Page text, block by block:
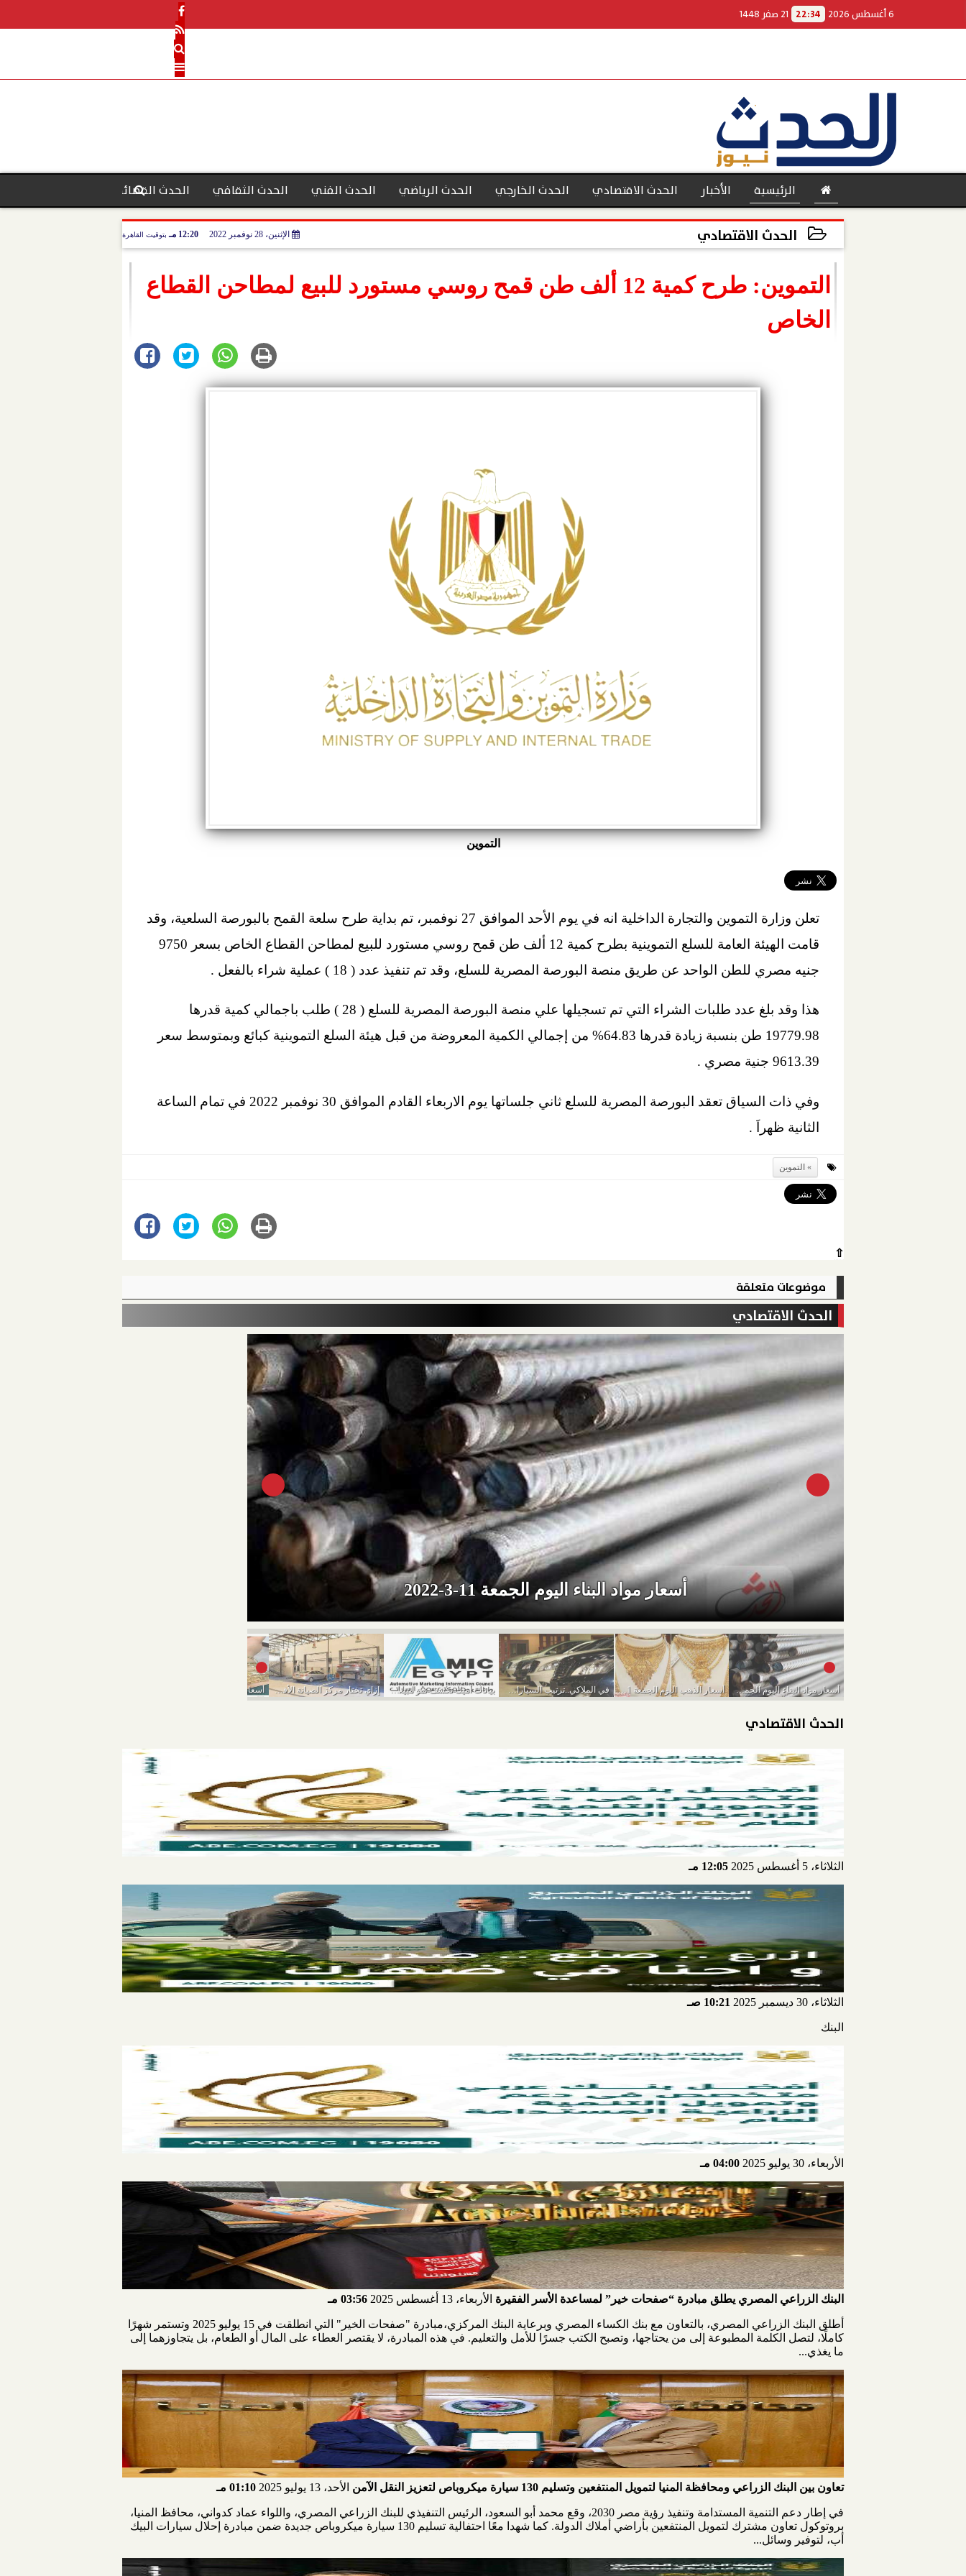
6 أغسطس 2026 22:34 21 صفر 1448
الرئيسية الأخبار الحدث الاقتصادي الحدث الخارجي الحدث الرياضي الحدث الفني الحدث الثقافي الحدث القضائي
الحدث الاقتصادي الإثنين، 28 نوفمبر 2022 12:20 مـ بتوقيت القاهرة
التموين: طرح كمية 12 ألف طن قمح روسي مستورد للبيع لمطاحن القطاع
الخاص
التموين
تعلن وزارة التموين والتجارة الداخلية انه في يوم الأحد الموافق 27 نوفمبر، تم بداية طرح سلعة القمح بالبورصة السلعية، وقد
قامت الهيئة العامة للسلع التموينية بطرح كمية 12 ألف طن قمح روسي مستورد للبيع لمطاحن القطاع الخاص بسعر 9750
جنيه مصري للطن الواحد عن طريق منصة البورصة المصرية للسلع، وقد تم تنفيذ عدد ( 18 ) عملية شراء بالفعل .
هذا وقد بلغ عدد طلبات الشراء التي تم تسجيلها علي منصة البورصة المصرية للسلع ( 28 ) طلب باجمالي كمية قدرها
19779.98 طن بنسبة زيادة قدرها 64.83% من إجمالي الكمية المعروضة من قبل هيئة السلع التموينية كبائع وبمتوسط سعر
9613.39 جنية مصري .
وفي ذات السياق تعقد البورصة المصرية للسلع ثاني جلساتها يوم الاربعاء القادم الموافق 30 نوفمبر 2022 في تمام الساعة
الثانية ظهراَ .
التموين
⇧
موضوعات متعلقة
الحدث الاقتصادي
أسعار مواد البناء اليوم الجمعة 11-3-2022
أسعار مواد البناء اليوم الجمعة 11-3-2022 أسعار الذهب اليوم الجمعة 11-3-2022 في الملاكي..ترتيب السيارات الأكثر مبيعًا في يناير 2022 بيانات أميك تكشف نمو مبيعات السيارات خلال يناير... إزاي تختار مركز الصيانة الأفضل عشان ما تدفعش...
الحدث الاقتصادي
الثلاثاء، 5 أغسطس 2025 12:05 مـ
الثلاثاء، 30 ديسمبر 2025 10:21 صـ
البنك
الأربعاء، 30 يوليو 2025 04:00 مـ
البنك الزراعي المصري يطلق مبادرة “صفحات خير” لمساعدة الأسر الفقيرة الأربعاء، 13 أغسطس 2025 03:56 مـ
أطلق البنك الزراعي المصري، بالتعاون مع بنك الكساء المصري وبرعاية البنك المركزي،مبادرة "صفحات الخير" التي انطلقت في 15 يوليو 2025 وتستمر شهرًا
كاملًا، لتصل الكلمة المطبوعة إلى من يحتاجها، وتصبح الكتب جسرًا للأمل والتعليم. في هذه المبادرة، لا يقتصر العطاء على المال أو الطعام، بل يتجاوزهما إلى
ما يغذي...
تعاون بين البنك الزراعي ومحافظة المنيا لتمويل المنتفعين وتسليم 130 سيارة ميكروباص لتعزيز النقل الآمن الأحد، 13 يوليو 2025 01:10 مـ
في إطار دعم التنمية المستدامة وتنفيذ رؤية مصر 2030، وقع محمد أبو السعود، الرئيس التنفيذي للبنك الزراعي المصري، واللواء عماد كدواني، محافظ المنيا،
بروتوكول تعاون مشترك لتمويل المنتفعين بأراضي أملاك الدولة. كما شهدا معًا احتفالية تسليم 130 سيارة ميكروباص جديدة ضمن مبادرة إحلال سيارات البيك
أب، لتوفير وسائل...